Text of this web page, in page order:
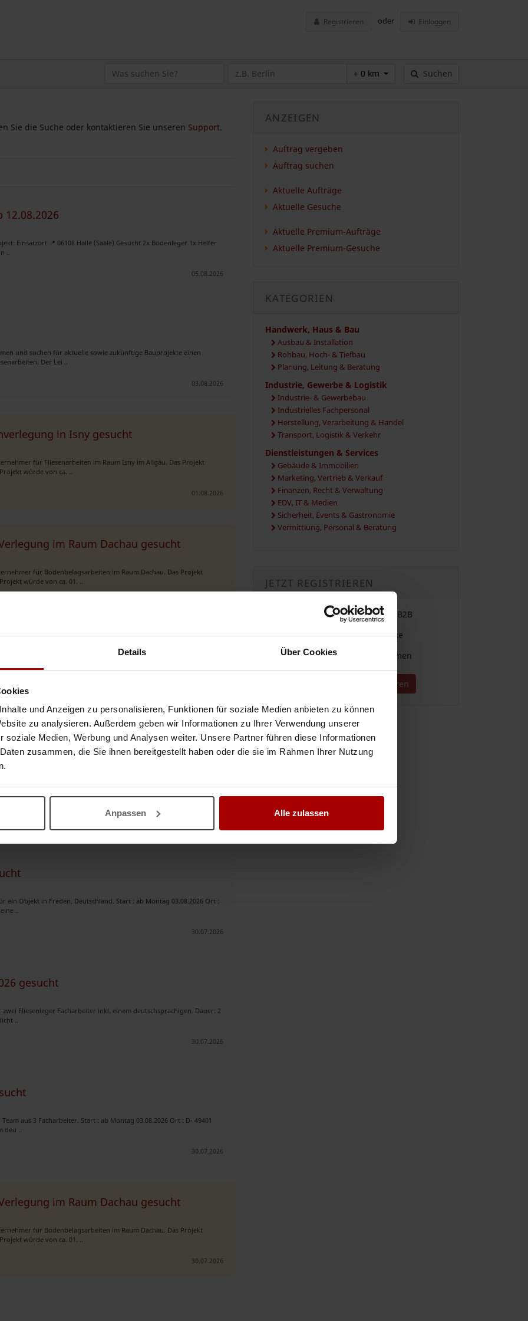
Details Über Cookies
und Anzeigen zu personalisieren, Funktionen für soziale Medien anbieten zu können
zu analysieren. Außerdem geben wir Informationen zu Ihrer Verwendung unserer
soziale Medien, Werbung und Analysen weiter. Unsere Partner führen diese Informationen
zusammen, die Sie ihnen bereitgestellt haben oder die sie im Rahmen Ihrer Nutzung
Anpassen Alle zulassen
Registrieren oder Einloggen
+ 0 km Suchen
Sie die Suche oder kontaktieren Sie unseren Support.
Einsatzort 📍 06108 Halle (Saale) Gesucht 2x Bodenleger 1x Helfer
..
05.08.2026
und suchen für aktuelle sowie zukünftige Bauprojekte einen
Der Lei ..
03.08.2026
in Isny gesucht
für Fliesenarbeiten im Raum Isny im Allgäu. Das Projekt
würde von ca. ..
01.08.2026
im Raum Dachau gesucht
für Bodenbelagsarbeiten im Raum Dachau. Das Projekt
würde von ca. 01. ..
München gesucht
für Fliesenarbeiten im Raum München. Das Projekt umfasst
von ca. 27.08.202 ..
31.07.2026
Hohenbrunn gesucht
für Fliesen- und Plattenarbeiten im Raum Hohenbrunn bei
und Mengen. Das P ..
ein Objekt in Freden, Deutschland. Start : ab Montag 03.08.2026 Ort :
..
30.07.2026
gesucht
Fliesenleger Facharbeiter inkl. einem deutschsprachigen. Dauer: 2
..
30.07.2026
aus 3 Facharbeiter. Start : ab Montag 03.08.2026 Ort : D- 49401
..
30.07.2026
im Raum Dachau gesucht
für Bodenbelagsarbeiten im Raum Dachau. Das Projekt
würde von ca. 01. ..
30.07.2026
ANZEIGEN
Auftrag vergeben
Auftrag suchen
Aktuelle Aufträge
Aktuelle Gesuche
Aktuelle Premium-Aufträge
Aktuelle Premium-Gesuche
KATEGORIEN
Handwerk, Haus & Bau
Ausbau & Installation
Rohbau, Hoch- & Tiefbau
Planung, Leitung & Beratung
Industrie, Gewerbe & Logistik
Industrie- & Gewerbebau
Industrielles Fachpersonal
Herstellung, Verarbeitung & Handel
Transport, Logistik & Verkehr
Dienstleistungen & Services
Gebäude & Immobilien
Marketing, Vertrieb & Verkauf
Finanzen, Recht & Verwaltung
EDV, IT & Medien
Sicherheit, Events & Gastronomie
Vermittlung, Personal & Beratung
JETZT REGISTRIEREN
Einfache Vergabe & Suche im B2B
Für alle Branchen und Gewerke
Direkter Kontakt zu Unternehmen
Jetzt kostenlos registrieren